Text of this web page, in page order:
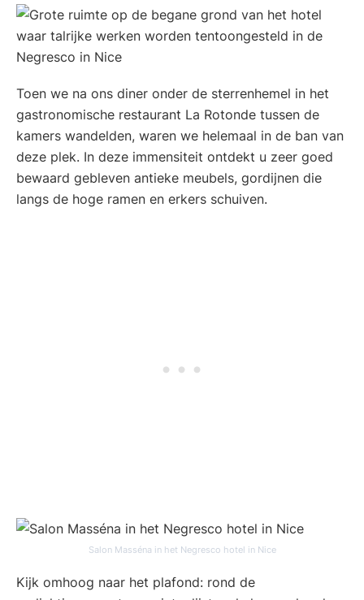
Toen we na ons diner onder de sterrenhemel in het
gastronomische restaurant La Rotonde tussen de
kamers wandelden, waren we helemaal in de ban van
deze plek. In deze immensiteit ontdekt u zeer goed
bewaard gebleven antieke meubels, gordijnen die
langs de hoge ramen en erkers schuiven.
Salon Masséna in het Negresco hotel in Nice
Kijk omhoog naar het plafond: rond de